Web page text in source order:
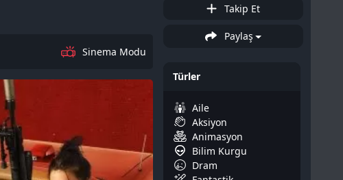
Sinema Modu
Takip Et
Paylaş
Türler
Aile
Aksiyon
Animasyon
Bilim Kurgu
Dram